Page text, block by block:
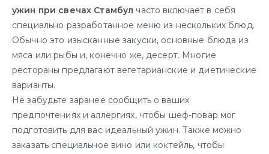
ужин при свечах Стамбул часто включает в себя
специально разработанное меню из нескольких блюд.
Обычно это изысканные закуски, основные блюда из
мяса или рыбы и, конечно же, десерт. Многие
рестораны предлагают вегетарианские и диетические
варианты.
Не забудьте заранее сообщить о ваших
предпочтениях и аллергиях, чтобы шеф-повар мог
подготовить для вас идеальный ужин. Также можно
заказать специальное вино или коктейль, чтобы